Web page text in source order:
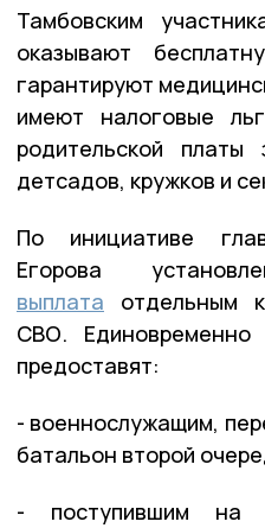
Тамбовским
оказывают
гарантируют
имеют налоговые
родительской
детсадов, кружков и
По инициативе
Егорова
выплата отдельным
СВО.
предоставят:
- военнослужащим,
батальон второй
- поступившим на